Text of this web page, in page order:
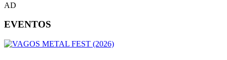
AD
EVENTOS